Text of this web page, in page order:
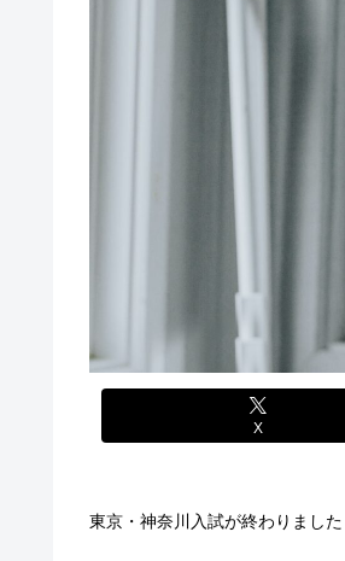
X
東京・神奈川入試が終わりました